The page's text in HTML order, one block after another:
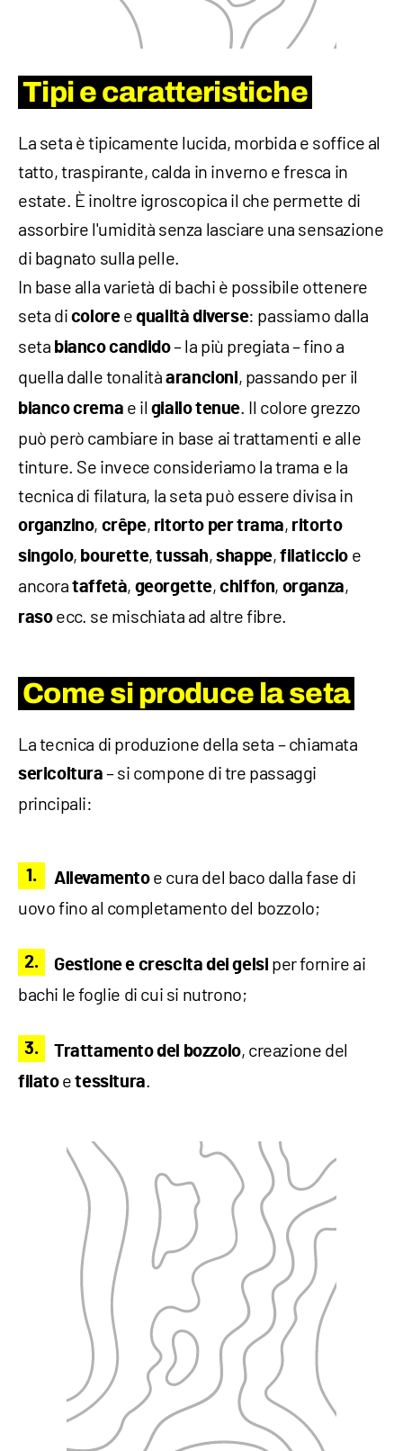
Tipi e caratteristiche
La seta è tipicamente lucida, morbida e soffice al
tatto, traspirante, calda in inverno e fresca in
estate. È inoltre igroscopica il che permette di
assorbire l'umidità senza lasciare una sensazione
di bagnato sulla pelle.
In base alla varietà di bachi è possibile ottenere
seta di coloreequalità diverse: passiamo dalla
seta bianco candido– la più pregiata – fino a
quella dalle tonalitàarancioni, passando per il
bianco crema e il giallo tenue . Il colore grezzo
può però cambiare in base ai trattamenti e alle
tinture. Se invece consideriamo la trama e la
tecnica di filatura, la seta può essere divisa in
organzino, crêpe, ritorto per trama, ritorto
singolo, bourette,tussah,shappe,filaticcio e
ancorataffetà, georgette,chiffon, organza,
rasoecc. se mischiata ad altre fibre.
Come si produce la seta
La tecnica di produzione della seta – chiamata
sericoltura – si compone di tre passaggi
principali:
Allevamentoe cura del baco dalla fase di
uovo fino al completamento del bozzolo;
Gestione e crescita dei gelsi per fornire ai
bachi le foglie di cui si nutrono;
Trattamento del bozzolo, creazione del
filatoetessitura